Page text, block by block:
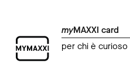
myMAXXI card
per chi è